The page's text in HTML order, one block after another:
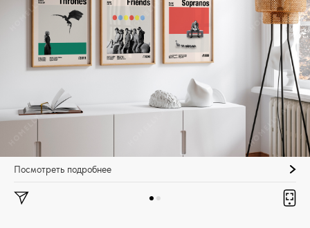
Посмотреть подробнее